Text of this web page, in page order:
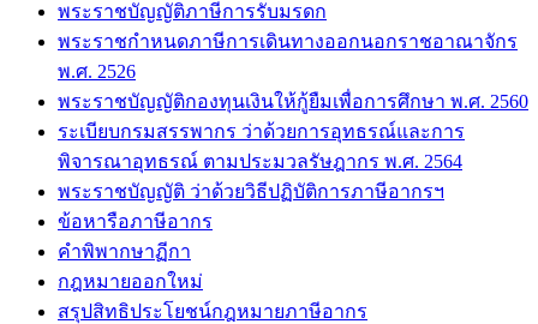
พระราชบัญญัติภาษีการรับมรดก
พระราชกำหนดภาษีการเดินทางออกนอกราชอาณาจักร
พ.ศ. 2526
พระราชบัญญัติกองทุนเงินให้กู้ยืมเพื่อการศึกษา พ.ศ. 2560
ระเบียบกรมสรรพากร ว่าด้วยการอุทธรณ์และการ
พิจารณาอุทธรณ์ ตามประมวลรัษฎากร พ.ศ. 2564
พระราชบัญญัติ ว่าด้วยวิธีปฏิบัติการภาษีอากรฯ
ข้อหารือภาษีอากร
คำพิพากษาฏีกา
กฎหมายออกใหม่
สรุปสิทธิประโยชน์กฎหมายภาษีอากร